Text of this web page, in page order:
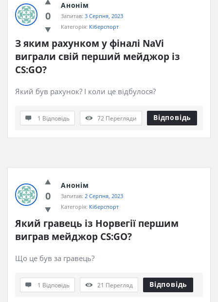
0
Анонім
Запитав: 3 Серпня, 2023
Категорія: Кіберспорт
З яким рахунком у фіналі NaVi
виграли свій перший мейджор із
CS:GO?
Який був рахунок? І коли це відбулося?
1 Відповідь 72 Перегляди Відповідь
0
Анонім
Запитав: 2 Серпня, 2023
Категорія: Кіберспорт
Який гравець із Норвегії першим
виграв мейджор CS:GO?
Що це був за гравець?
1 Відповідь 21 Перегляд Відповідь